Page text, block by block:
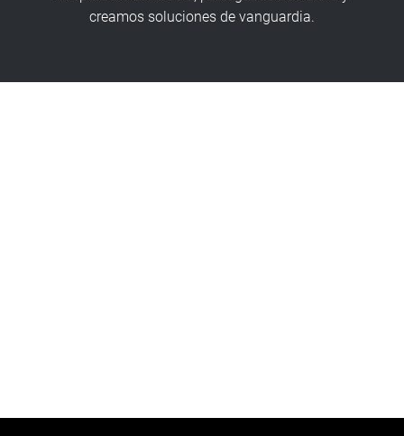
creamos soluciones de vanguardia.